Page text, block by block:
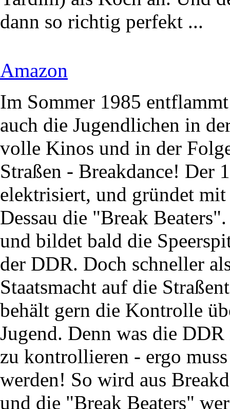
dann so richtig perfekt ...
Amazon
Im Sommer 1985
auch die Jugendlichen in
volle Kinos und in der
Straßen - Breakdance! Der
elektrisiert, und gründet
Dessau die "Break
und bildet bald die
der DDR. Doch schneller
Staatsmacht auf die
behält gern die Kontrolle
Jugend. Denn was die
zu kontrollieren - ergo
werden! So wird aus
und die "Break Beaters"